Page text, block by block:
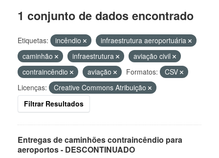
1 conjunto de dados encontrado
Etiquetas: incêndio
infraestrutura aeroportuária
caminhão
infraestrutura
aviação civil
contraincêndio
aviação Formatos:
CSV
Licenças:
Creative Commons Atribuição
Filtrar Resultados
Entregas de caminhões contraincêndio para
aeroportos - DESCONTINUADO